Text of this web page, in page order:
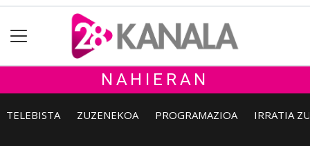
NAHIERAN
TELEBISTA ZUZENEKOA PROGRAMAZIOA IRRATIA